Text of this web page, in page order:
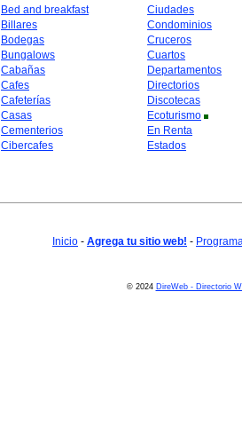
Bed and breakfast
Billares
Bodegas
Bungalows
Cabañas
Cafes
Cafeterías
Casas
Cementerios
Cibercafes
Ciudades
Condominios
Cruceros
Cuartos
Departamentos
Directorios
Discotecas
Ecoturismo
En Renta
Estados
Inicio - Agrega tu sitio web! -
© 2024 DireWeb - Directorio